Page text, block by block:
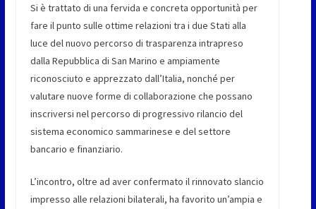
Si è trattato di una fervida e concreta opportunità per
fare il punto sulle ottime relazioni tra i due Stati alla
luce del nuovo percorso di trasparenza intrapreso
dalla Repubblica di San Marino e ampiamente
riconosciuto e apprezzato dall’Italia, nonché per
valutare nuove forme di collaborazione che possano
inscriversi nel percorso di progressivo rilancio del
sistema economico sammarinese e del settore
bancario e finanziario.
L’incontro, oltre ad aver confermato il rinnovato slancio
impresso alle relazioni bilaterali, ha favorito un’ampia e